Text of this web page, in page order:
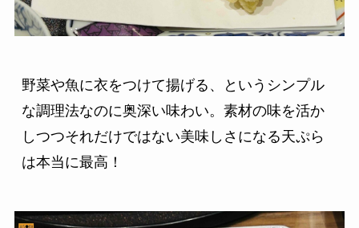
野菜や魚に衣をつけて揚げる、というシンプル
な調理法なのに奥深い味わい。素材の味を活か
しつつそれだけではない美味しさになる天ぷら
は本当に最高！